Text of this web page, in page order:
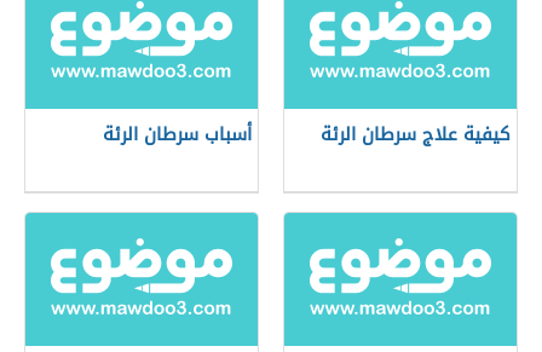
كيفية علاج سرطان الرئة أسباب سرطان الرئة